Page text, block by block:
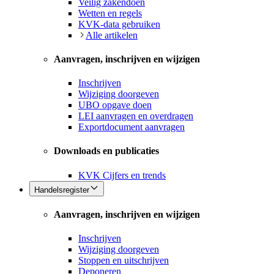
Wetten en regels
KVK-data gebruiken
Alle artikelen
Aanvragen, inschrijven en wijzigen
Inschrijven
Wijziging doorgeven
UBO opgave doen
LEI aanvragen en overdragen
Exportdocument aanvragen
Downloads en publicaties
KVK Cijfers en trends
Handelsregister
Aanvragen, inschrijven en wijzigen
Inschrijven
Wijziging doorgeven
Stoppen en uitschrijven
Deponeren